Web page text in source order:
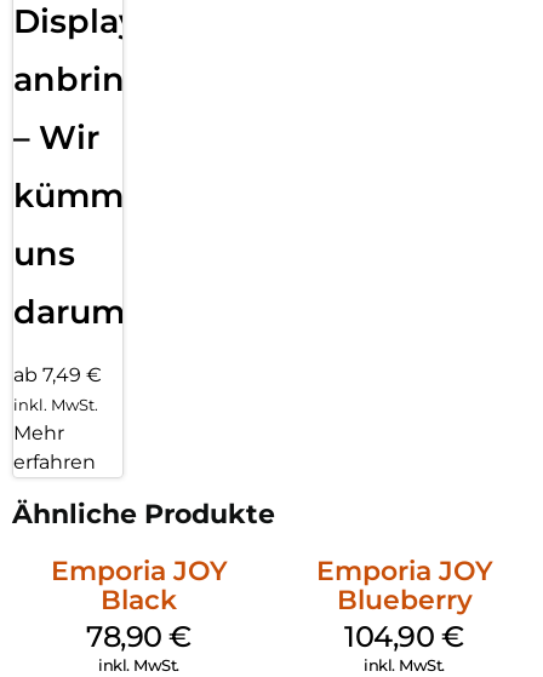
Displayfolie
anbringen
– Wir
kümmern
uns
darum!
ab 7,49 €
inkl. MwSt.
Mehr
erfahren
Ähnliche Produkte
Emporia JOY
Black
78,90€
inkl. MwSt.
Emporia JOY
Blueberry
104,90€
inkl. MwSt.